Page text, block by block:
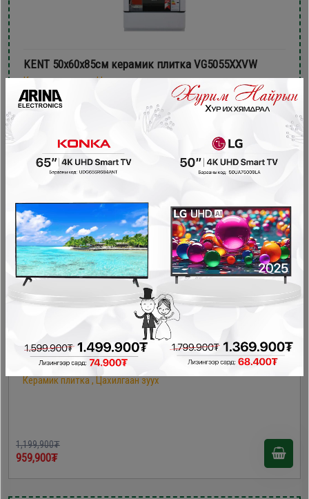
KENT 50х60x85см керамик плитка VG5055XXVW
Керамик плитка , Цахилгаан зуух
1,079,900₮
949,900₮
- 240,000₮
Bravo 60х60х85 керамик плитка /F6SFC31E4ME-CS/
Керамик плитка , Цахилгаан зуух
1,199,900₮
959,900₮